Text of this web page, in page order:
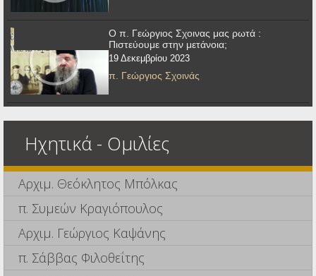
Ο π. Γεώργιος Σχοινας μας ρωτά :
Πιστεύουμε στην μετάνοια;
19 Δεκεμβρίου 2023
π. Γεώργιος Σχοινάς
Ηχητικά - Ομιλίες
Αρχιμ. Θεόκλητος Μπόλκας
π. Συμεών Κραγιόπουλος
Αρχιμ. Γεώργιος Καψάνης
π. Σάββας Φιλοθεΐτης